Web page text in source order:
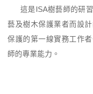
這是ISA樹藝師的研習
藝及樹木保護業者而設
保護的第一線實務工作
師的專業能力。